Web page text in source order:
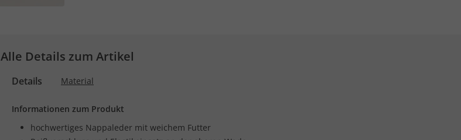
Alle Details zum Artikel
Details Material
Informationen zum Produkt
hochwertiges Nappaleder mit weichem Futter